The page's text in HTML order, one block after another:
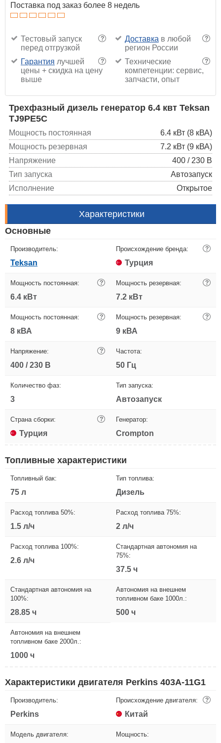
Поставка под заказ более 8 недель
?
Тестовый запуск
перед отгрузкой
?
Доставка в любой
регион России
?
Гарантия лучшей
цены + скидка на цену
выше
?
Технические
компетенции: сервис,
запчасти, опыт
Трехфазный дизель генератор 6.4 квт Teksan
TJ9PE5C
Мощность постоянная
6.4 кВт (8 кВА)
Мощность резервная
7.2 кВт (9 кВА)
Напряжение
400 / 230 В
Тип запуска
Автозапуск
Исполнение
Открытое
Характеристики
Основные
Производитель:
Teksan
Происхождение бренда: ?
Турция
Мощность постоянная: ?
6.4 кВт
Мощность резервная: ?
7.2 кВт
Мощность постоянная: ?
8 кВА
Мощность резервная: ?
9 кВА
Напряжение: ?
400 / 230 В
Частота:
50 Гц
Количество фаз:
3
Тип запуска:
Автозапуск
Страна сборки: ?
Турция
Генератор:
Crompton
Топливные характеристики
Топливный бак:
75 л
Тип топлива:
Дизель
Расход топлива 50%:
1.5 л/ч
Расход топлива 75%:
2 л/ч
Расход топлива 100%:
2.6 л/ч
Стандартная автономия на
75%:
37.5 ч
Стандартная автономия на
100%:
28.85 ч
Автономия на внешнем
топливном баке 1000л.:
500 ч
Автономия на внешнем
топливном баке 2000л.:
1000 ч
Характеристики двигателя Perkins 403A-11G1
Производитель:
Perkins
Происхождение двигателя: ?
Китай
Модель двигателя: Мощность: